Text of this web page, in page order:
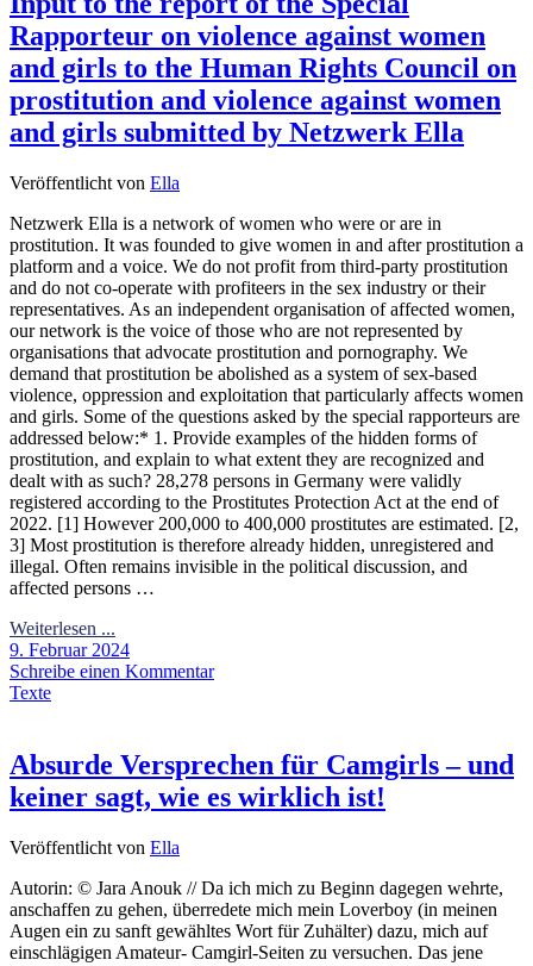
Rapporteur on violence against women
and girls to the Human Rights Council on
prostitution and violence against women
and girls submitted by Netzwerk Ella
Veröffentlicht von Ella
Netzwerk Ella is a network of women who were or are in
prostitution. It was founded to give women in and after prostitution a
platform and a voice. We do not profit from third-party prostitution
and do not co-operate with profiteers in the sex industry or their
representatives. As an independent organisation of affected women,
our network is the voice of those who are not represented by
organisations that advocate prostitution and pornography. We
demand that prostitution be abolished as a system of sex-based
violence, oppression and exploitation that particularly affects women
and girls. Some of the questions asked by the special rapporteurs are
addressed below:* 1. Provide examples of the hidden forms of
prostitution, and explain to what extent they are recognized and
dealt with as such? 28,278 persons in Germany were validly
registered according to the Prostitutes Protection Act at the end of
2022. [1] However 200,000 to 400,000 prostitutes are estimated. [2,
3] Most prostitution is therefore already hidden, unregistered and
illegal. Often remains invisible in the political discussion, and
affected persons …
Weiterlesen ...
9. Februar 2024
Schreibe einen Kommentar
Texte
Absurde Versprechen für Camgirls – und
keiner sagt, wie es wirklich ist!
Veröffentlicht von Ella
Autorin: © Jara Anouk // Da ich mich zu Beginn dagegen wehrte,
anschaffen zu gehen, überredete mich mein Loverboy (in meinen
Augen ein zu sanft gewähltes Wort für Zuhälter) dazu, mich auf
einschlägigen Amateur- Camgirl-Seiten zu versuchen. Das jene